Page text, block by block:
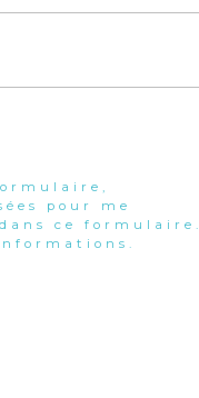
pour me
ce formulaire.